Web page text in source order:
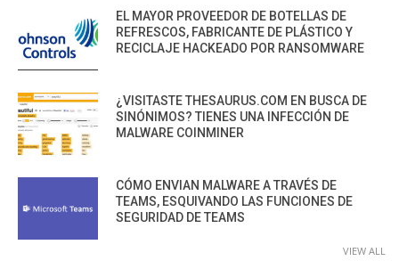
EL MAYOR PROVEEDOR DE BOTELLAS DE
REFRESCOS, FABRICANTE DE PLÁSTICO Y
RECICLAJE HACKEADO POR RANSOMWARE
¿VISITASTE THESAURUS.COM EN BUSCA DE
SINÓNIMOS? TIENES UNA INFECCIÓN DE
MALWARE COINMINER
CÓMO ENVIAN MALWARE A TRAVÉS DE
TEAMS, ESQUIVANDO LAS FUNCIONES DE
SEGURIDAD DE TEAMS
VIEW ALL